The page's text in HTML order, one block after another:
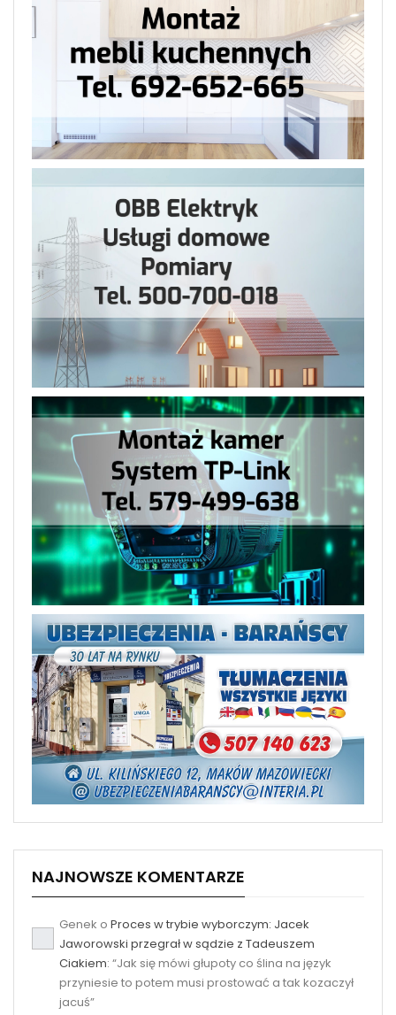
NAJNOWSZE KOMENTARZE
Genek o Proces w trybie wyborczym: Jacek
Jaworowski przegrał w sądzie z Tadeuszem
Ciakiem: “Jak się mówi głupoty co ślina na język
przyniesie to potem musi prostować a tak kozaczył
jacuś”